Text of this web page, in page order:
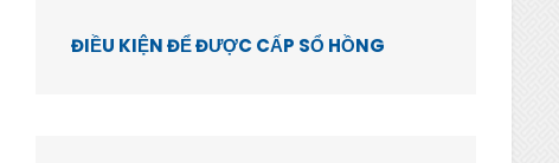
ĐIỀU KIỆN ĐỂ ĐƯỢC CẤP SỔ HỒNG